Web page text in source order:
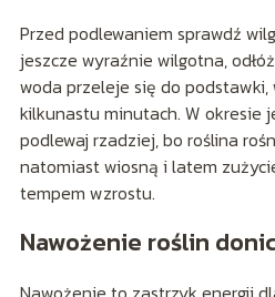
Przed podlewaniem sprawdź
jeszcze wyraźnie wilgotna,
woda przeleje się do
kilkunastu minutach. W okresie
podlewaj rzadziej, bo roślina
natomiast wiosną i latem
tempem wzrostu.
Nawożenie roślin